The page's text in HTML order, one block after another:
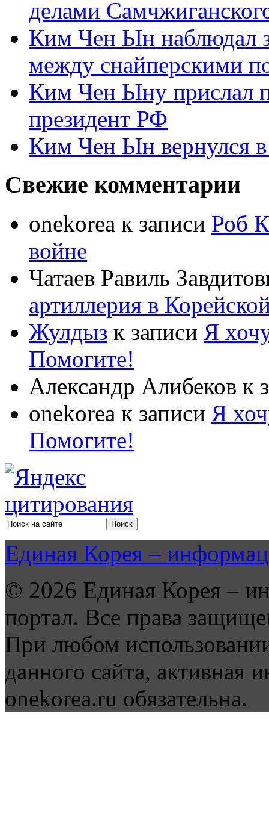
делами
Ким Чен Ын наблюдал
между снайперскими
Ким Чен Ыну прислал
президент РФ
Ким Чен Ын вернулся
Свежие комментарии
onekorea к записи Роб
войне
Чатаев Равиль
артиллерия в
Жулдыз к записи Я
Помогите!
Александр Алибеков к
onekorea к записи Я
Помогите!
Единая Корея –
© 2026 Единая Корея –
портал. Все права
При любом
данного сайта, активная
onekorea.ru обязательна.